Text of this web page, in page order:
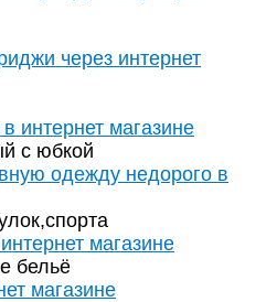
через интернет
интернет магазине
с юбкой
одежду недорого в
магазине
бельё
магазине